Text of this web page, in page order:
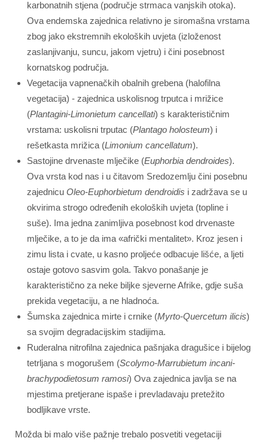
karbonatnih stjena (područje strmaca vanjskih otoka).
Ova endemska zajednica relativno je siromašna vrstama
zbog jako ekstremnih ekoloških uvjeta (izloženost
zaslanjivanju, suncu, jakom vjetru) i čini posebnost
kornatskog područja.
Vegetacija vapnenačkih obalnih grebena (halofilna
vegetacija) - zajednica uskolisnog trputca i mrižice
(Plantagini-Limonietum cancellati) s karakterističnim
vrstama: uskolisni trputac (Plantago holosteum) i
rešetkasta mrižica (Limonium cancellatum).
Sastojine drvenaste mlječike (Euphorbia dendroides).
Ova vrsta kod nas i u čitavom Sredozemlju čini posebnu
zajednicu Oleo-Euphorbietum dendroidis i zadržava se u
okvirima strogo određenih ekoloških uvjeta (topline i
suše). Ima jedna zanimljiva posebnost kod drvenaste
mlječike, a to je da ima «afrički mentalitet». Kroz jesen i
zimu lista i cvate, u kasno proljeće odbacuje lišće, a ljeti
ostaje gotovo sasvim gola. Takvo ponašanje je
karakteristično za neke biljke sjeverne Afrike, gdje suša
prekida vegetaciju, a ne hladnoća.
Šumska zajednica mirte i crnike (Myrto-Quercetum ilicis)
sa svojim degradacijskim stadijima.
Ruderalna nitrofilna zajednica pašnjaka dragušice i bijelog
tetrljana s mogorušem (Scolymo-Marrubietum incani-
brachypodietosum ramosi) Ova zajednica javlja se na
mjestima pretjerane ispaše i prevladavaju pretežito
bodljikave vrste.
Možda bi malo više pažnje trebalo posvetiti vegetaciji